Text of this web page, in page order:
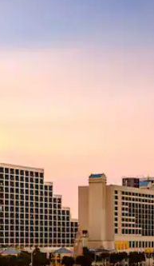
skoða með því að snerta